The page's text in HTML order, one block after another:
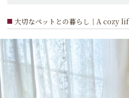
大切なペットとの暮らし｜A